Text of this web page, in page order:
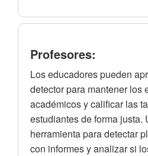
Profesores:
Los educadores pueden
detector para mantener los
académicos y calificar las
estudiantes de forma justa.
herramienta para detectar
con informes y analizar si